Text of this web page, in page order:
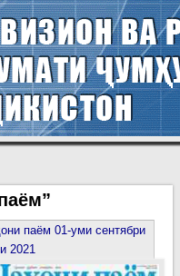
паём 01-уми сентябри
2021